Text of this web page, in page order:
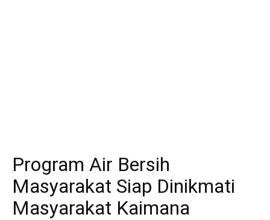
Program Air Bersih
Masyarakat Siap Dinikmati
Masyarakat Kaimana